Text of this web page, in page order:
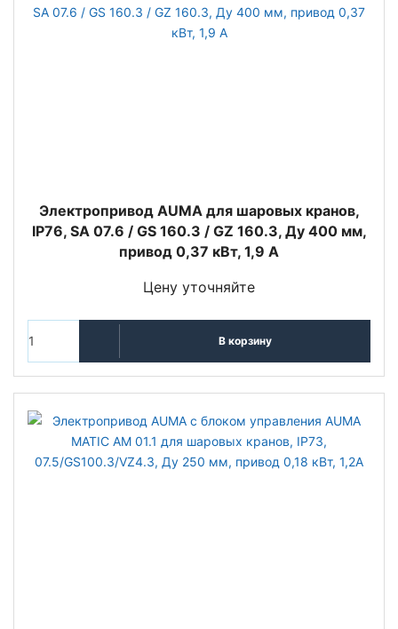
Электропривод AUMA для шаровых кранов,
IP76, SA 07.6 / GS 160.3 / GZ 160.3, Ду 400 мм,
привод 0,37 кВт, 1,9 А
Цену уточняйте
В корзину